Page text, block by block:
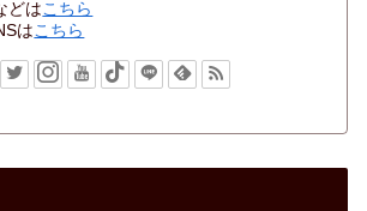
どはこちら
はこちら